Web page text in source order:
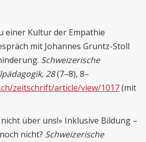
einer Kultur der Empathie
mit Johannes Gruntz-Stoll
Schweizerische
28(7–8), 8–
zeitschrift/article/view/1017(mit
über uns!» Inklusive Bildung –
nicht? Schweizerische